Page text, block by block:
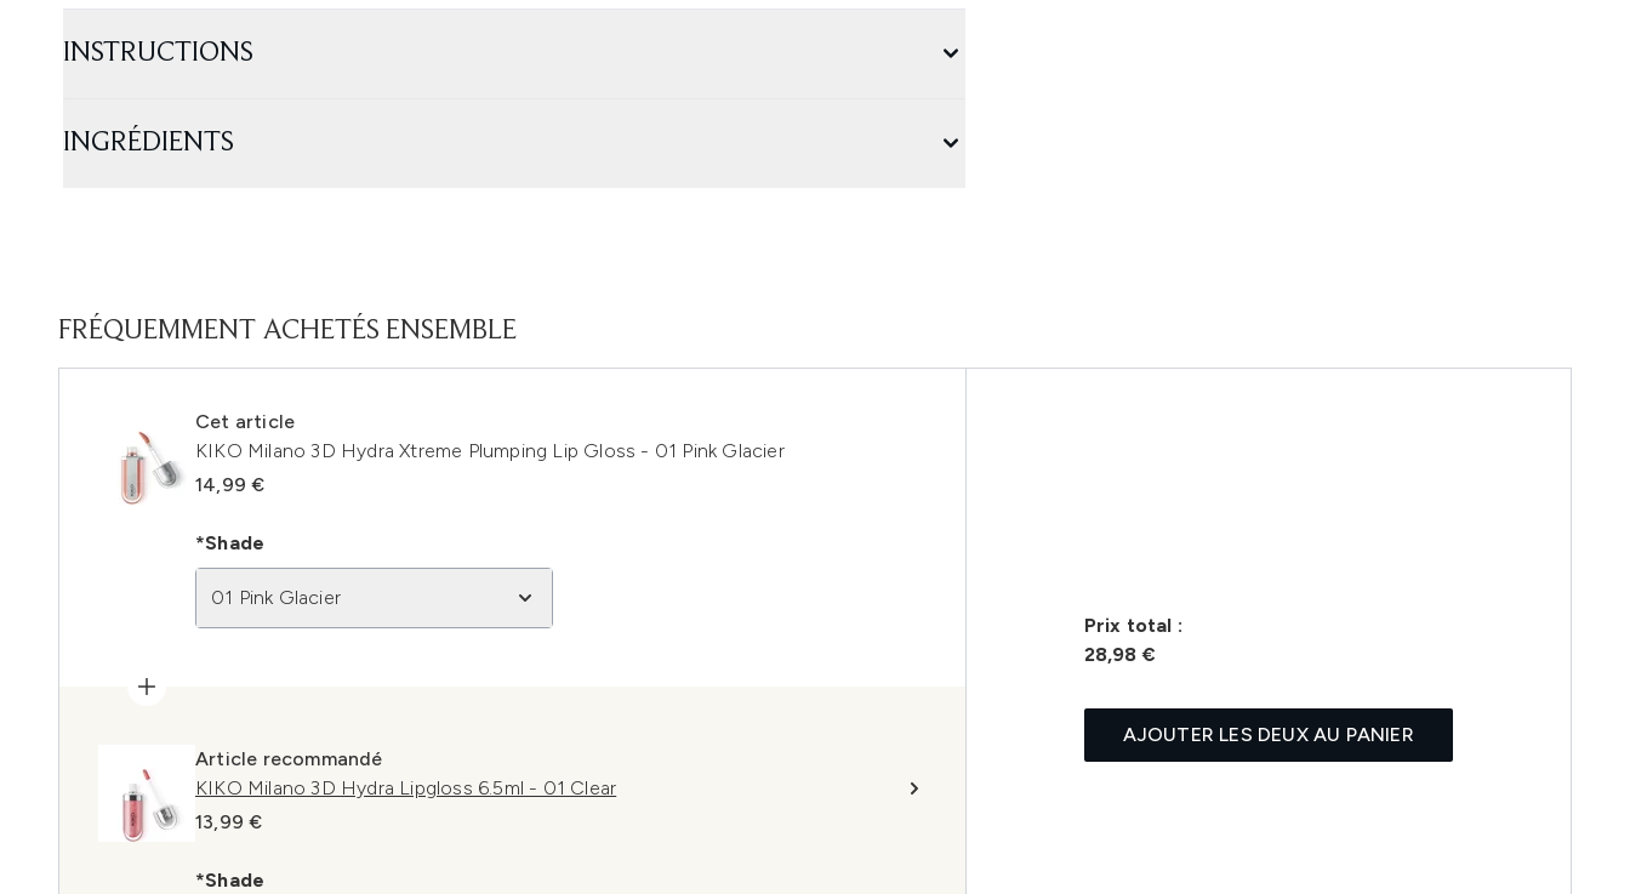
INSTRUCTIONS
INGRÉDIENTS
FRÉQUEMMENT ACHETÉS ENSEMBLE
Cet article
KIKO Milano 3D Hydra Xtreme Plumping Lip Gloss - 01 Pink Glacier
14,99 €
*Shade
01 Pink Glacier
Article recommandé
KIKO Milano 3D Hydra Lipgloss 6.5ml - 01 Clear
13,99 €
*Shade
Prix ​​total :
28,98 €
AJOUTER LES DEUX AU PANIER